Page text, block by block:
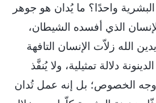
واحدًا؟ ما يُدان هو جوهر
الذي أفسده الشيطان،
الله زلاّت الإنسان التافهة
دلالة تمثيلية، ولا يُنفَّذ
الخصوص؛ بل إنه عمل تُدان